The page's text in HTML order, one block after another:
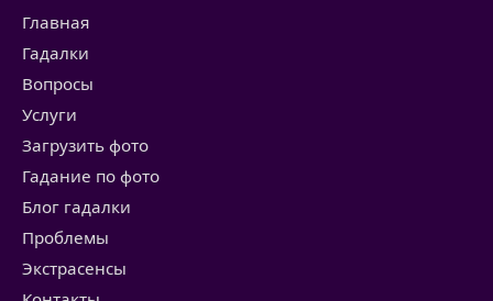
Главная
Гадалки
Вопросы
Услуги
Загрузить фото
Гадание по фото
Блог гадалки
Проблемы
Экстрасенсы